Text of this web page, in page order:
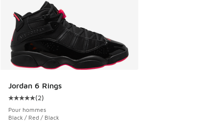
Jordan 6 Rings
Cote moyenne du client - [5 sur 5 étoiles], 2 commentaires
(2)
Pour hommes
Black / Red / Black